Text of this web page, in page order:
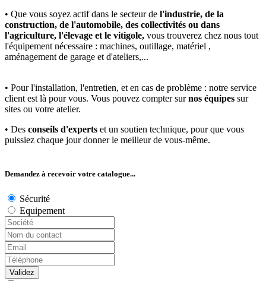
• Que vous soyez actif dans le secteur de l'industrie, de la
construction, de l'automobile, des collectivités ou dans
l'agriculture, l'élevage et le vitigole, vous trouverez chez nous tout
l'équipement nécessaire : machines, outillage, matériel ,
aménagement de garage et d'ateliers,...
• Pour l'installation, l'entretien, et en cas de problème : notre service
client est là pour vous. Vous pouvez compter surnos équipes sur
sites ou votre atelier.
• Des conseils d'experts et un soutien technique, pour que vous
puissiez chaque jour donner le meilleur de vous-même.
Demandez à recevoir votre catalogue...
Sécurité
Equipement
Validez